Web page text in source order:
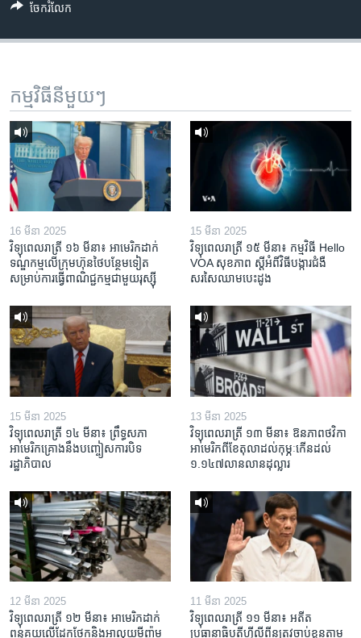
កាន់​
ភាសា
ចែករំលែក
កម្មវិធី​នីមួយៗ
16 មីនា 2025
វិទ្យុពេលរាត្រី ១៦ មីនា៖ អាមេរិក​ដាក់​
ទណ្ឌកម្ម​លើ​ក្រុមហ៊ុន​ថៃ​បន្ថែម​ទៀត​
សម្រាប់​ការ​ធ្វើ​ពាណិជ្ជកម្ម​ជាមួយ​រុស្ស៊ី
15 មីនា 2025
វិទ្យុពេលរាត្រី ១៥ មីនា៖ កម្មវិធី ​Hello
VOA សុខភាព ស្ដី​អំពី​វិធី​បង្ការ​ជំងឺ​
សរសៃ​ឈាម​បេះដូង
15 មីនា 2025
វិទ្យុពេលរាត្រី ១៤ មីនា៖ ព្រឹទ្ធសភា
អាមេរិកគ្រោងនឹងបញ្ចៀសការបិទ
រដ្ឋាភិបាល
13 មីនា 2025
វិទ្យុពេលរាត្រី ១៣ មីនា៖ ឱនភាព​ថវិកា​
អាមេរិក​ពី​ខែ​តុលា​ដល់​កុម្ភៈ​កើន​ដល់​
១.១៤៧​លានលាន​ដុល្លារ
12 មីនា 2025
វិទ្យុពេលរាត្រី ១២ មីនា៖ អាមេរិក​ដាក់​
ពន្ធគយ​លើ​ដែកថែក​និង​អាលុយ​មីញ៉ូម​
11 មីនា 2025
វិទ្យុពេលរាត្រី ១១ មីនា៖ អតីត​
ប្រធានាធិបតីហ្វីលីពីន​ត្រូវ​ចាប់ខ្លួនតាម